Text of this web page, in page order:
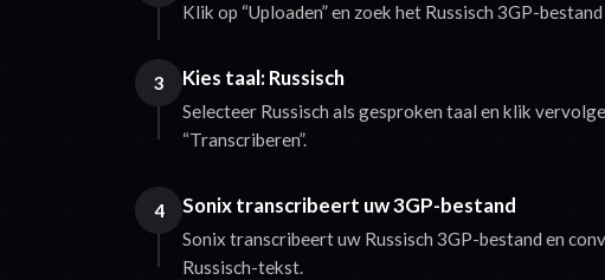
Klik op “Uploaden” en zoek het Russisch 3GP-
3 Kies taal: Russisch
Selecteer Russisch als gesproken taal en klik
“Transcriberen”.
4 Sonix transcribeert uw 3GP-bestand
Sonix transcribeert uw Russisch 3GP-bestand en
Russisch-tekst.